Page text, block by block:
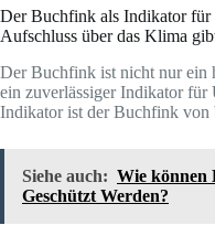
Der Buchfink als Indikator für
Aufschluss über das Klima
Der Buchfink ist nicht nur ein
ein zuverlässiger Indikator
Indikator ist der Buchfink von
Siehe auch: Wie können
Geschützt Werden?